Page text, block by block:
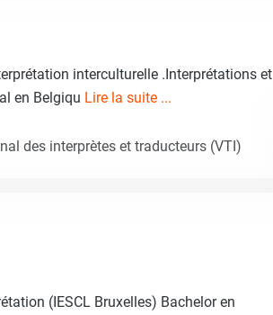
interculturelle .Interprétations et
en Belgiqu Lire la suite ...
des interprètes et traducteurs (VTI)
(IESCL Bruxelles) Bachelor en